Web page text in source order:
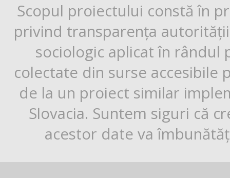
Scopul proiectului constă în
privind transparența
sociologic aplicat în rândul
colectate din surse
de la un proiect similar
Slovacia. Suntem siguri că
acestor date va